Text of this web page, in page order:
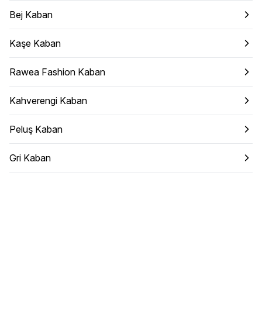
Bej Kaban
Kaşe Kaban
Rawea Fashion Kaban
Kahverengi Kaban
Peluş Kaban
Gri Kaban